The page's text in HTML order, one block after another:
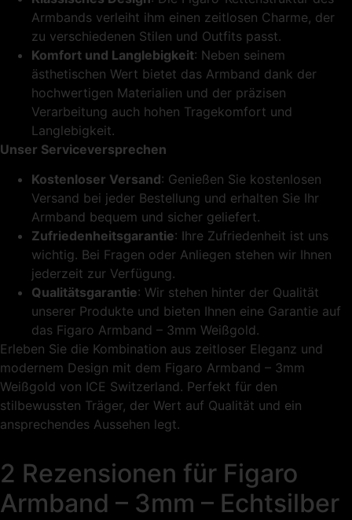
Armbands verleiht ihm einen zeitlosen Charme, der
zu verschiedenen Stilen und Outfits passt.
Komfort und Langlebigkeit: Neben seinem
ästhetischen Wert bietet das Armband dank der
hochwertigen Materialien und der präzisen
Verarbeitung auch hohen Tragekomfort und
Langlebigkeit.
Unser Serviceversprechen
Kostenloser Versand: Genießen Sie kostenlosen
Versand bei jeder Bestellung und erhalten Sie Ihr
Armband bequem und sicher geliefert.
Zufriedenheitsgarantie: Ihre Zufriedenheit ist uns
wichtig. Bei Fragen oder Anliegen stehen wir Ihnen
jederzeit zur Verfügung.
Qualitätsgarantie: Wir stehen hinter der Qualität
unserer Produkte und bieten Ihnen eine Garantie auf
das Figaro Armband – 3mm Weißgold.
Erleben Sie die Kombination aus zeitloser Eleganz und
modernem Design mit dem Figaro Armband – 3mm
Weißgold von ICE Switzerland. Perfekt für den
stilbewussten Träger, der Wert auf Qualität und ein
ansprechendes Aussehen legt.
2 Rezensionen für Figaro
Armband – 3mm – Echtsilber